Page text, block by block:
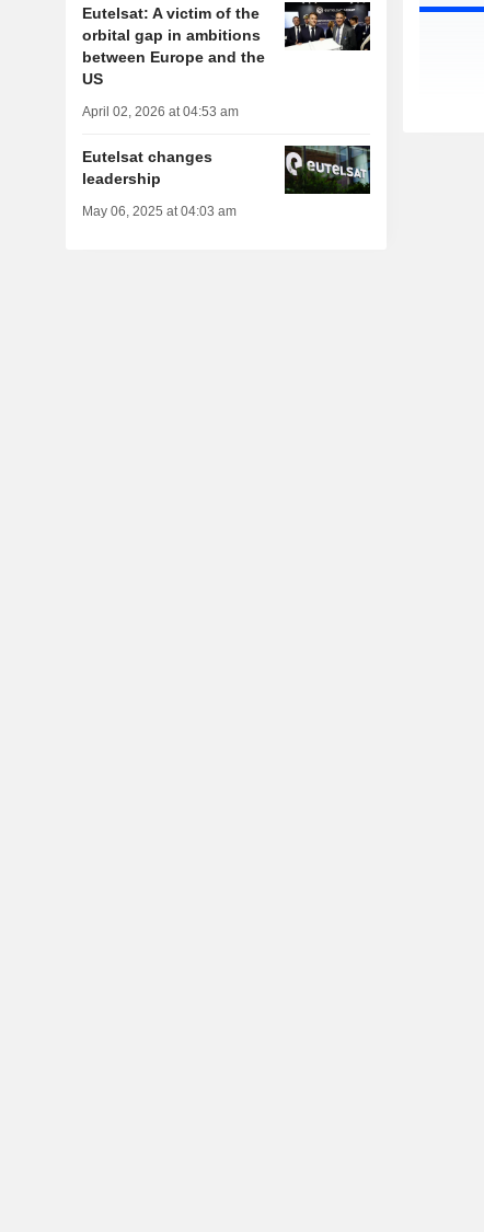
Eutelsat: A victim of the
orbital gap in ambitions
between Europe and the
US
April 02, 2026 at 04:53 am
Eutelsat changes
leadership
May 06, 2025 at 04:03 am